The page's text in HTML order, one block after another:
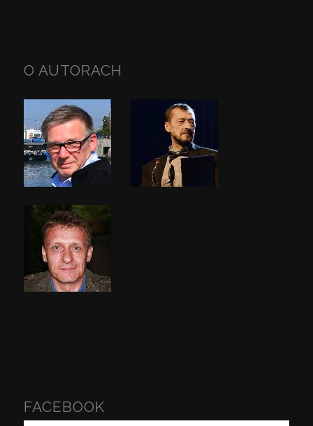
O AUTORACH
FACEBOOK